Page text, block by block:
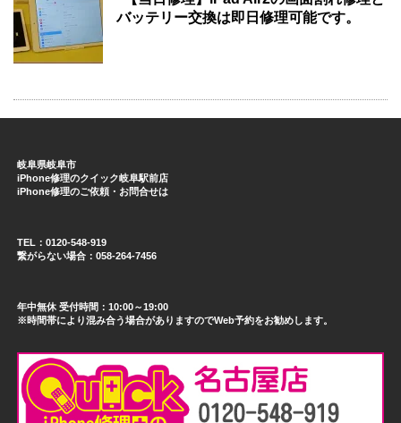
バッテリー交換は即日修理可能です。
岐阜県岐阜市
iPhone修理のクイック岐阜駅前店
iPhone修理のご依頼・お問合せは
TEL：0120-548-919
繋がらない場合：058-264-7456
年中無休 受付時間：10:00～19:00
※時間帯により混み合う場合がありますのでWeb予約をお勧めします。